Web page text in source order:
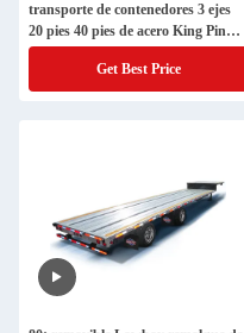
transporte de contenedores 3 ejes
20 pies 40 pies de acero King Pin
Esqueleto Chasis Semi camión
Get Best Price